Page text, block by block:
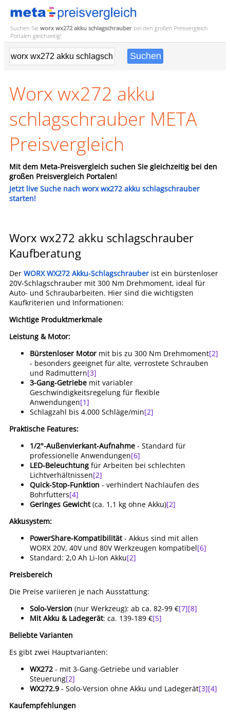
Suchen Sie worx wx272 akku schlagschrauber bei den großen Preisvergleich
Portalen gleichzeitig!
Worx wx272 akku
schlagschrauber META
Preisvergleich
Mit dem Meta-Preisvergleich suchen Sie gleichzeitig bei den
großen Preisvergleich Portalen!
Jetzt live Suche nach worx wx272 akku schlagschrauber
starten!
Worx wx272 akku schlagschrauber
Kaufberatung
Der WORX WX272 Akku-Schlagschrauber ist ein bürstenloser
20V-Schlagschrauber mit 300 Nm Drehmoment, ideal für
Auto- und Schraubarbeiten. Hier sind die wichtigsten
Kaufkriterien und Informationen:
Wichtige Produktmerkmale
Leistung & Motor:
Bürstenloser Motor mit bis zu 300 Nm Drehmoment[2]
- besonders geeignet für alte, verrostete Schrauben
und Radmuttern[3]
3-Gang-Getriebe mit variabler
Geschwindigkeitsregelung für flexible
Anwendungen[1]
Schlagzahl bis 4.000 Schläge/min[2]
Praktische Features:
1/2"-Außenvierkant-Aufnahme - Standard für
professionelle Anwendungen[6]
LED-Beleuchtung für Arbeiten bei schlechten
Lichtverhältnissen[2]
Quick-Stop-Funktion - verhindert Nachlaufen des
Bohrfutters[4]
Geringes Gewicht(ca. 1,1 kg ohne Akku)[2]
Akkusystem:
PowerShare-Kompatibilität- Akkus sind mit allen
WORX 20V, 40V und 80V Werkzeugen kompatibel[6]
Standard: 2,0 Ah Li-Ion Akku[2]
Preisbereich
Die Preise variieren je nach Ausstattung:
Solo-Version (nur Werkzeug): ab ca. 82-99 €[7][8]
Mit Akku & Ladegerät: ca. 139-189 €[5]
Beliebte Varianten
Es gibt zwei Hauptvarianten:
WX272 - mit 3-Gang-Getriebe und variabler
Steuerung[2]
WX272.9 - Solo-Version ohne Akku und Ladegerät[3][4]
Kaufempfehlungen